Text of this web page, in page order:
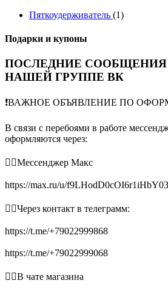
Пяткоудерживатель (1)
Подарки и купоны
ПОСЛЕДНИЕ СООБЩЕНИЯ
НАШЕЙ ГРУППЕ ВК
❗️ВАЖНОЕ ОБЪЯВЛЕНИЕ ПО
В связи с перебоями в работе
оформляются через:
👉🏻Мессенджер Макс
https://max.ru/u/
👉🏻Через контакт в телеграмм:
https://t.me/+79022999868
https://t.me/+79022999068
👉🏻В чате магазина